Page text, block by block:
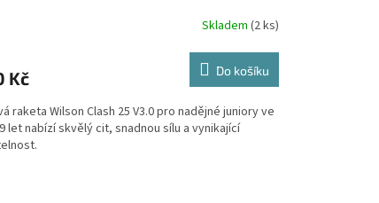
R
M
A
Skladem (2 ks)
Kč Do košíku
raketa Wilson Clash 25 V3.0 pro nadějné juniory ve
let nabízí skvělý cit, snadnou sílu a vynikající